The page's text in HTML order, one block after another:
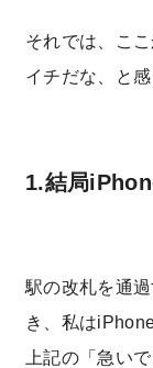
それでは、こ
イチだな、と
1.結局
駅の改札を通
き、私は
上記の「急い